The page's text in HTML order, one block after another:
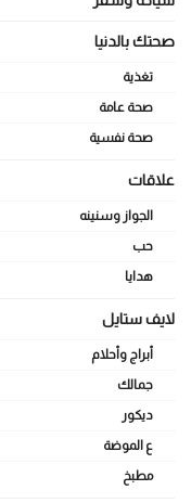
صحتك بالدنيا
تغذية
صحة عامة
صحة نفسية
علاقات
الجواز وسنينه
حب
هدايا
لايف ستايل
أبراج وأحلام
جمالك
ديكور
ع الموضة
مطبخ